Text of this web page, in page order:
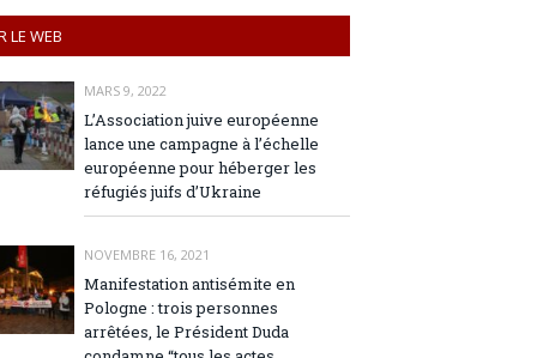
LE WEB
MARS 9, 2022
L’Association juive européenne
lance une campagne à l’échelle
européenne pour héberger les
réfugiés juifs d’Ukraine
NOVEMBRE 16, 2021
Manifestation antisémite en
Pologne : trois personnes
arrêtées, le Président Duda